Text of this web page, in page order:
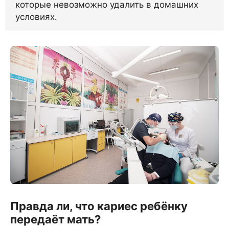
которые невозможно удалить в домашних
условиях.
Правда ли, что кариес ребёнку
передаёт мать?